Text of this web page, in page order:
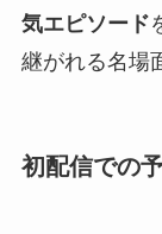
気エピソード
継がれる名場
初配信での